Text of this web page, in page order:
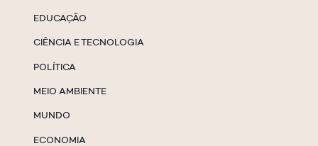
EDUCAÇÃO
CIÊNCIA E TECNOLOGIA
POLÍTICA
MEIO AMBIENTE
MUNDO
ECONOMIA